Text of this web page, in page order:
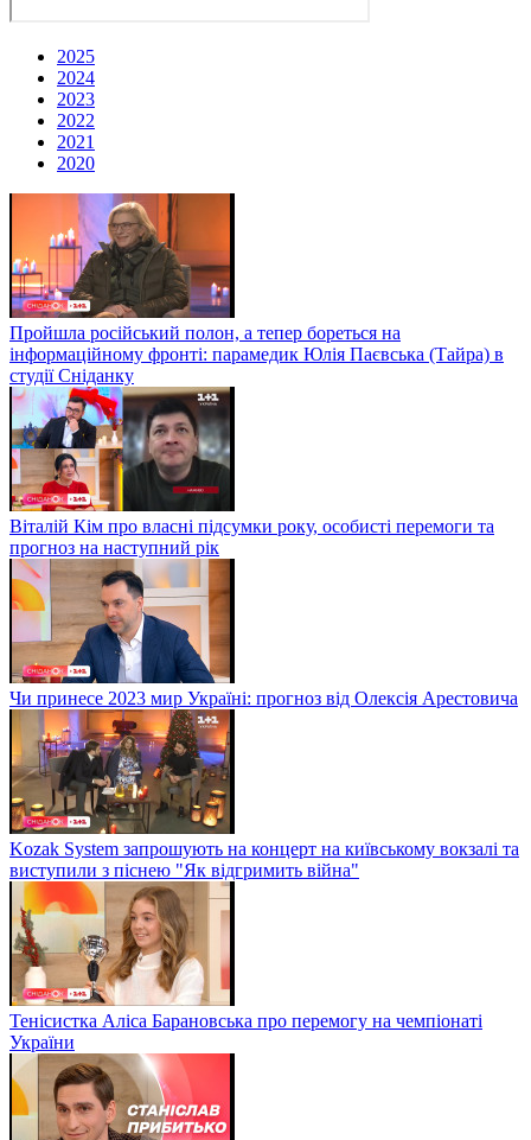
2025
2024
2023
2022
2021
2020
Пройшла російський полон, а тепер бореться на
інформаційному фронті: парамедик Юлія Паєвська (Тайра) в
студії Сніданку
Віталій Кім про власні підсумки року, особисті перемоги та
прогноз на наступний рік
Чи принесе 2023 мир Україні: прогноз від Олексія Арестовича
Kozak System запрошують на концерт на київському вокзалі та
виступили з піснею "Як відгримить війна"
Тенісистка Аліса Барановська про перемогу на чемпіонаті
України